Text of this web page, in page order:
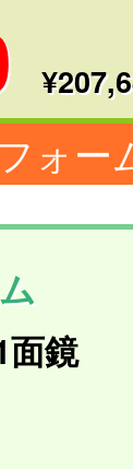
ォー
面鏡